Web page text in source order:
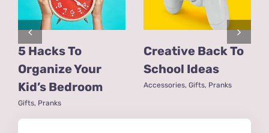
5 Hacks To
Organize Your
Kid’s Bedroom
Gifts, Pranks
Creative Back To
School Ideas
Accessories, Gifts, Pranks